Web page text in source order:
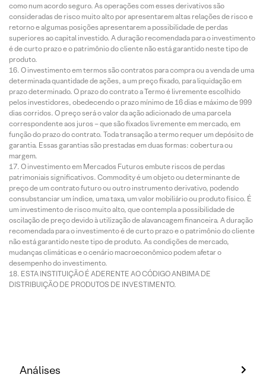
como num acordo seguro. As operações com esses derivativos são
consideradas de risco muito alto por apresentarem altas relações de risco e
retorno e algumas posições apresentarem a possibilidade de perdas
superiores ao capital investido. A duração recomendada para o investimento
é de curto prazo e o patrimônio do cliente não está garantido neste tipo de
produto.
O investimento em termos são contratos para compra ou a venda de uma
determinada quantidade de ações, a um preço fixado, para liquidação em
prazo determinado. O prazo do contrato a Termo é livremente escolhido
pelos investidores, obedecendo o prazo mínimo de 16 dias e máximo de 999
dias corridos. O preço será o valor da ação adicionado de uma parcela
correspondente aos juros – que são fixados livremente em mercado, em
função do prazo do contrato. Toda transação a termo requer um depósito de
garantia. Essas garantias são prestadas em duas formas: cobertura ou
margem.
O investimento em Mercados Futuros embute riscos de perdas
patrimoniais significativos. Commodity é um objeto ou determinante de
preço de um contrato futuro ou outro instrumento derivativo, podendo
consubstanciar um índice, uma taxa, um valor mobiliário ou produto físico. É
um investimento de risco muito alto, que contempla a possibilidade de
oscilação de preço devido à utilização de alavancagem financeira. A duração
recomendada para o investimento é de curto prazo e o patrimônio do cliente
não está garantido neste tipo de produto. As condições de mercado,
mudanças climáticas e o cenário macroeconômico podem afetar o
desempenho do investimento.
ESTA INSTITUIÇÃO É ADERENTE AO CÓDIGO ANBIMA DE
DISTRIBUIÇÃO DE PRODUTOS DE INVESTIMENTO.
Análises